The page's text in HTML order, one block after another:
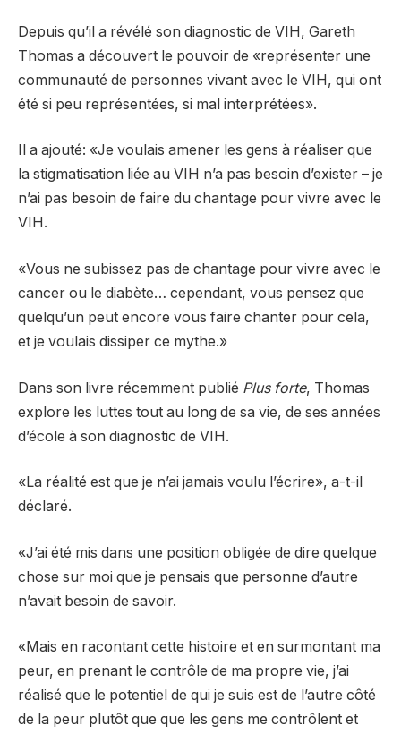
Depuis qu’il a révélé son diagnostic de VIH, Gareth
Thomas a découvert le pouvoir de «représenter une
communauté de personnes vivant avec le VIH, qui ont
été si peu représentées, si mal interprétées».
Il a ajouté: «Je voulais amener les gens à réaliser que
la stigmatisation liée au VIH n’a pas besoin d’exister – je
n’ai pas besoin de faire du chantage pour vivre avec le
VIH.
«Vous ne subissez pas de chantage pour vivre avec le
cancer ou le diabète… cependant, vous pensez que
quelqu’un peut encore vous faire chanter pour cela,
et je voulais dissiper ce mythe.»
Dans son livre récemment publié Plus forte, Thomas
explore les luttes tout au long de sa vie, de ses années
d’école à son diagnostic de VIH.
«La réalité est que je n’ai jamais voulu l’écrire», a-t-il
déclaré.
«J’ai été mis dans une position obligée de dire quelque
chose sur moi que je pensais que personne d’autre
n’avait besoin de savoir.
«Mais en racontant cette histoire et en surmontant ma
peur, en prenant le contrôle de ma propre vie, j’ai
réalisé que le potentiel de qui je suis est de l’autre côté
de la peur plutôt que que les gens me contrôlent et